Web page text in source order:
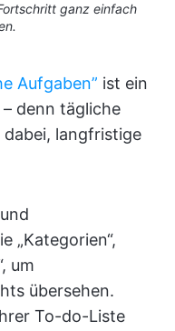
ganz einfach
Aufgaben” ist ein
denn tägliche
langfristige
„Kategorien“,
um
übersehen.
To-do-Liste